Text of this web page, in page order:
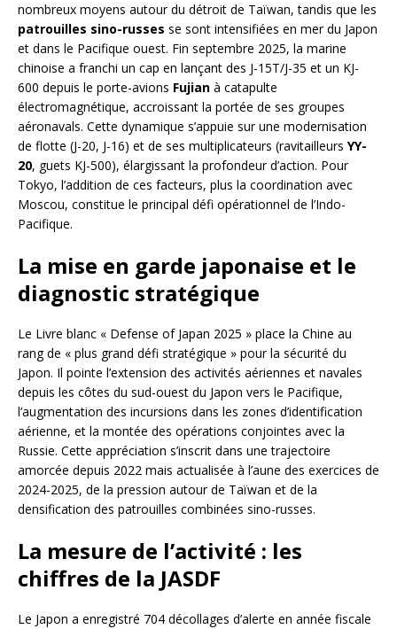
nombreux moyens autour du détroit de Taïwan, tandis que les
patrouilles sino-russes se sont intensifiées en mer du Japon
et dans le Pacifique ouest. Fin septembre 2025, la marine
chinoise a franchi un cap en lançant des J-15T/J-35 et un KJ-
600 depuis le porte-avions Fujian à catapulte
électromagnétique, accroissant la portée de ses groupes
aéronavals. Cette dynamique s’appuie sur une modernisation
de flotte (J-20, J-16) et de ses multiplicateurs (ravitailleurs YY-
20, guets KJ-500), élargissant la profondeur d’action. Pour
Tokyo, l’addition de ces facteurs, plus la coordination avec
Moscou, constitue le principal défi opérationnel de l’Indo-
Pacifique.
La mise en garde japonaise et le
diagnostic stratégique
Le Livre blanc « Defense of Japan 2025 » place la Chine au
rang de « plus grand défi stratégique » pour la sécurité du
Japon. Il pointe l’extension des activités aériennes et navales
depuis les côtes du sud-ouest du Japon vers le Pacifique,
l’augmentation des incursions dans les zones d’identification
aérienne, et la montée des opérations conjointes avec la
Russie. Cette appréciation s’inscrit dans une trajectoire
amorcée depuis 2022 mais actualisée à l’aune des exercices de
2024-2025, de la pression autour de Taïwan et de la
densification des patrouilles combinées sino-russes.
La mesure de l’activité : les
chiffres de la JASDF
Le Japon a enregistré 704 décollages d’alerte en année fiscale